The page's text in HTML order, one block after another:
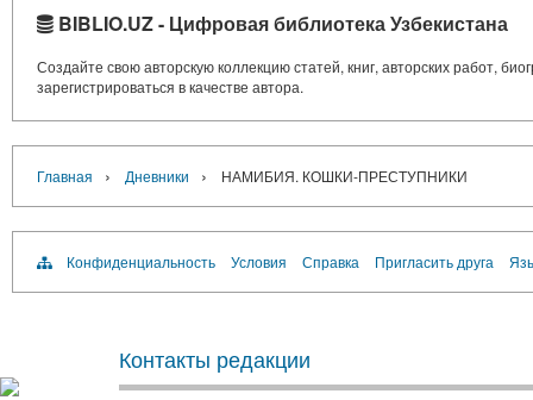
BIBLIO.UZ - Цифровая библиотека Узбекистана
Создайте свою авторскую коллекцию статей, книг, авторских работ,
зарегистрироваться в качестве автора.
Главная › Дневники › НАМИБИЯ. КОШКИ-ПРЕСТУПНИКИ
Конфиденциальность Условия Справка Пригласить друга
Контакты редакции